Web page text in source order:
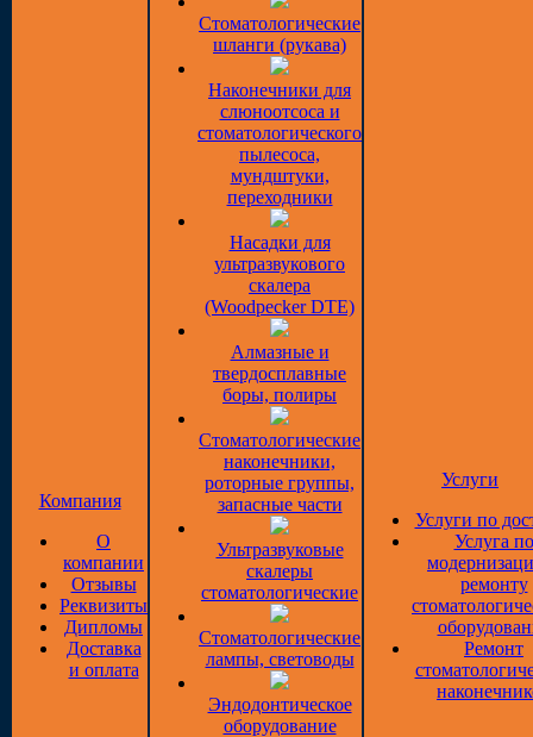
Компания
О
компании
Отзывы
Реквизиты
Дипломы
Доставка
и оплата
Стоматологические
шланги (рукава)
Наконечники для
слюноотсоса и
стоматологического
пылесоса,
мундштуки,
переходники
Насадки для
ультразвукового
скалера
(Woodpecker DTE)
Алмазные и
твердосплавные
боры, полиры
Стоматологические
наконечники,
роторные группы,
запасные части
Ультразвуковые
скалеры
стоматологические
Стоматологические
лампы, световоды
Эндодонтическое
оборудование
Услуги
Услуги по
Услуга по
ремонту
Ремонт